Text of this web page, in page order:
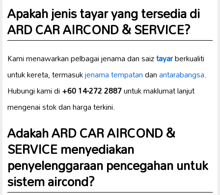
Apakah jenistayaryang tersedia di
ARD CAR AIRCOND & SERVICE?
Kami menawarkan pelbagai jenama dan saiztayarberkualiti
untuk kereta, termasukjenama tempatandanantarabangsa.
Hubungi kami di+60 14-272 2887untuk maklumat lanjut
mengenai stok dan harga terkini.
Adakah ARD CAR AIRCOND &
SERVICE menyediakan
penyelenggaraan pencegahanuntuk
sistem aircond?